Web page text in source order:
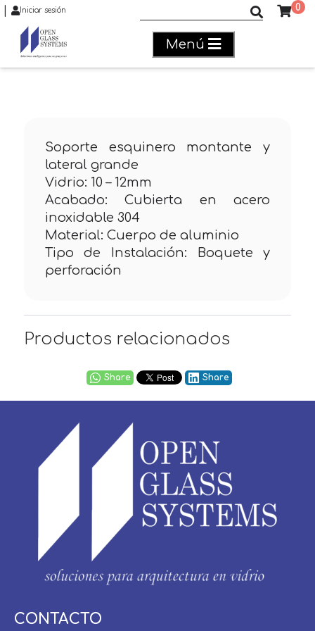
Iniciar sesión 0
Menú
Soporte esquinero montante y
lateral grande
Vidrio: 10 – 12mm
Acabado: Cubierta en acero
inoxidable 304
Material: Cuerpo de aluminio
Tipo de Instalación: Boquete y
perforación
Productos relacionados
Share Share
CONTACTO